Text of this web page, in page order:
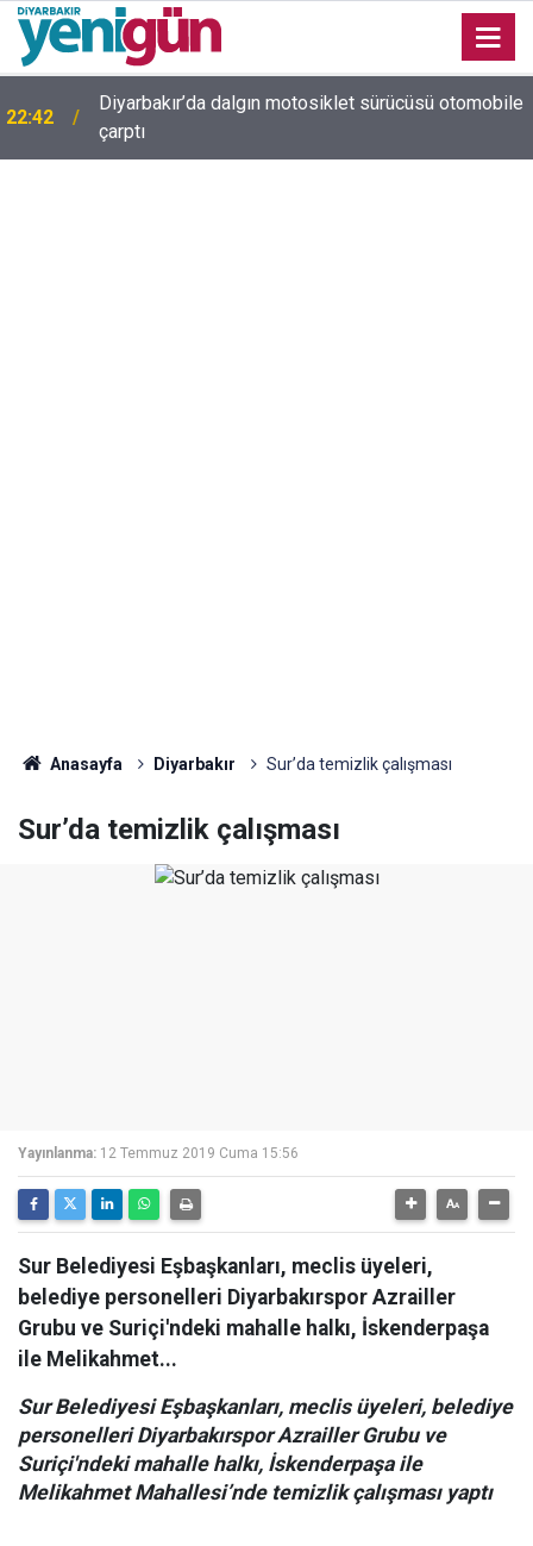
22:42
Diyarbakır’da dalgın motosiklet sürücüsü otomobile
çarptı
22:37
Diyarbakır trafiğinde şaşırtan görüntü: Dönüp dönüp
baktılar
Anasayfa Diyarbakır Sur’da temizlik çalışması
Sur’da temizlik çalışması
Yayınlanma: 12 Temmuz 2019 Cuma 15:56
Sur Belediyesi Eşbaşkanları, meclis üyeleri,
belediye personelleri Diyarbakırspor Azrailler
Grubu ve Suriçi'ndeki mahalle halkı, İskenderpaşa
ile Melikahmet...
Sur Belediyesi Eşbaşkanları, meclis üyeleri, belediye
personelleri Diyarbakırspor Azrailler Grubu ve
Suriçi'ndeki mahalle halkı, İskenderpaşa ile
Melikahmet Mahallesi’nde temizlik çalışması yaptı